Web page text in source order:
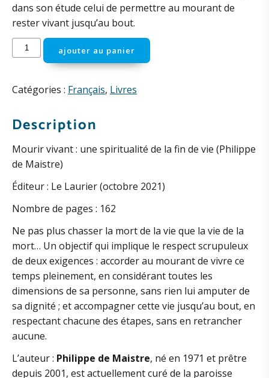
dans son étude celui de permettre au mourant de
rester vivant jusqu’au bout.
quantité
de
vivant
de
ajouter au panier
Catégories : Français, Livres
Description
Mourir vivant : une spiritualité de la fin de vie (Philippe
de Maistre)
Éditeur : Le Laurier (octobre 2021)
Nombre de pages : 162
Ne pas plus chasser la mort de la vie que la vie de la
mort… Un objectif qui implique le respect scrupuleux
de deux exigences : accorder au mourant de vivre ce
temps pleinement, en considérant toutes les
dimensions de sa personne, sans rien lui amputer de
sa dignité ; et accompagner cette vie jusqu’au bout, en
respectant chacune des étapes, sans en retrancher
aucune.
L’auteur : Philippe de Maistre, né en 1971 et prêtre
depuis 2001, est actuellement curé de la paroisse